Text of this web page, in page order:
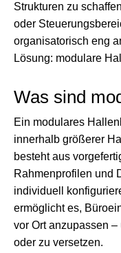
Strukturen zu
oder
organisatorisch eng
Lösung: modulare
Was sind
Ein modulares
innerhalb größerer
besteht aus
Rahmenprofilen und
individuell
ermöglicht es,
vor Ort anzupassen
oder zu versetzen.